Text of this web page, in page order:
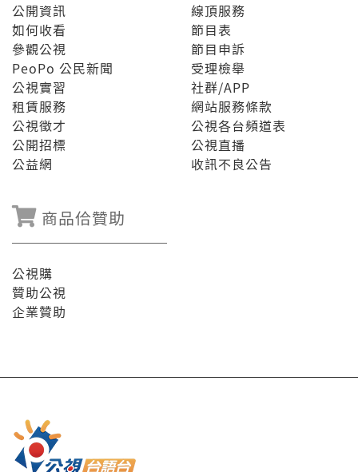
公開資訊
如何收看
參觀公視
PeoPo 公民新聞
公視實習
租賃服務
公視徵才
公開招標
公益網
線頂服務
節目表
節目申訴
受理檢舉
社群/APP
網站服務條款
公視各台頻道表
公視直播
收訊不良公告
商品佮贊助
公視購
贊助公視
企業贊助